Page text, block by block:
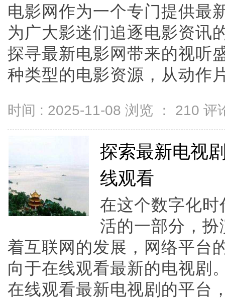
电影网作为一个专门提供最
为广大影迷们追逐电影资讯
探寻最新电影网带来的视听
种类型的电影资源，从动作
时间 : 2025-11-08 浏览 ： 210 评
探索最新电视
线观看
在这个数字化
活的一部分，
着互联网的发展，网络平台
向于在线观看最新的电视剧
在线观看最新电视剧的平台